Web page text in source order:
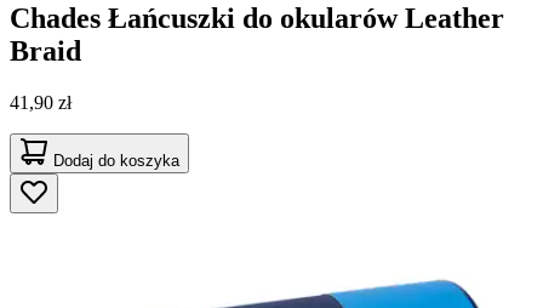
Chades Łańcuszki do okularów Leather
Braid
41,90 zł
Dodaj do koszyka